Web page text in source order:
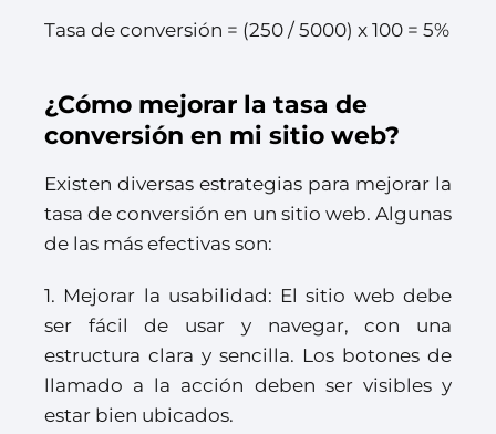
Tasa de conversión = (250 / 5000) x 100 = 5%
¿Cómo mejorar la tasa de
conversión en mi sitio web?
Existen diversas estrategias para mejorar la
tasa de conversión en un sitio web. Algunas
de las más efectivas son:
1. Mejorar la usabilidad: El sitio web debe
ser fácil de usar y navegar, con una
estructura clara y sencilla. Los botones de
llamado a la acción deben ser visibles y
estar bien ubicados.